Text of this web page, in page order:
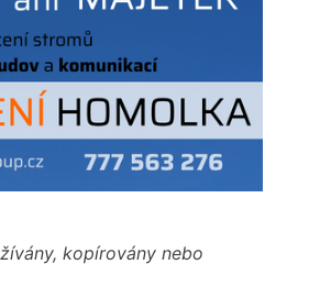
kopírovány nebo